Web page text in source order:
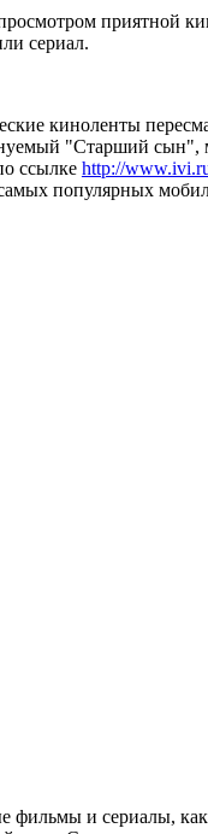
приятной
сериал.
киноленты
"Старший сын",
ссылке http://
популярных
и сериалы, как